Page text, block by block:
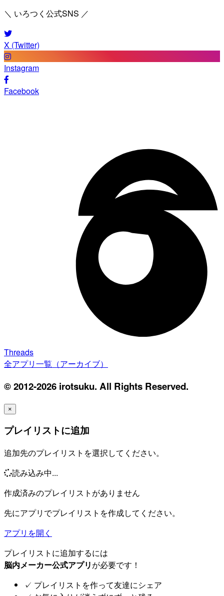
＼ いろつく公式SNS ／
X (Twitter)
Instagram
Facebook
Threads
全アプリ一覧（アーカイブ）
© 2012-2026 irotsuku. All Rights Reserved.
×
プレイリストに追加
追加先のプレイリストを選択してください。
読み込み中...
作成済みのプレイリストがありません
先にアプリでプレイリストを作成してください。
アプリを開く
プレイリストに追加するには
脳内メーカー公式アプリが必要です！
✓ プレイリストを作って友達にシェア